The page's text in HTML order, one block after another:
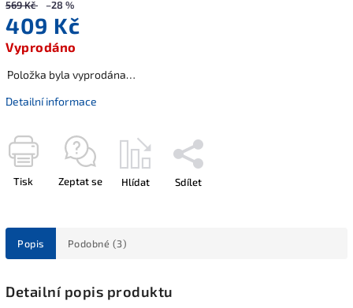
569 Kč –28 %
409 Kč
Vyprodáno
Položka byla vyprodána…
Detailní informace
Tisk Zeptat se Hlídat Sdílet
Popis Podobné (3)
Detailní popis produktu